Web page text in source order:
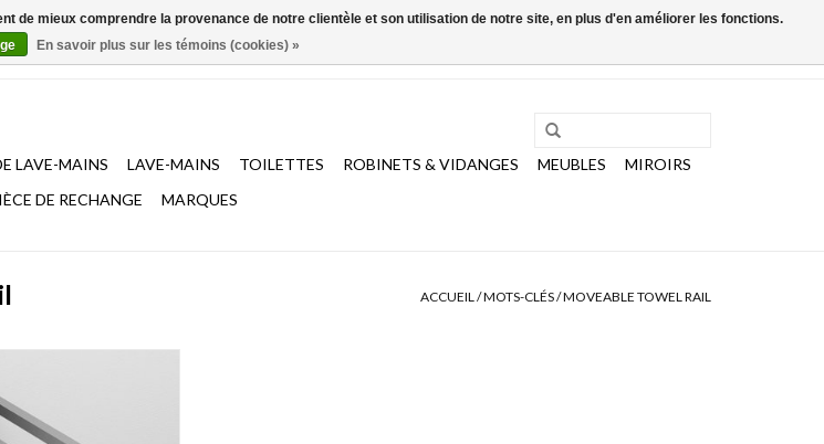
LAVE-MAINS LAVE-MAINS TOILETTES ROBINETS & VIDANGES MEUBLES
MIROIRS
DE RECHANGE MARQUES
ACCUEIL/MOTS-CLÉS/MOVEABLE TOWEL RAIL
AJOUTER AU PANIER
mieux comprendre la provenance de notre clientèle et son utilisation de notre site, en plus d'en améliorer les fonctions.
En savoir plus sur les témoins (cookies) »